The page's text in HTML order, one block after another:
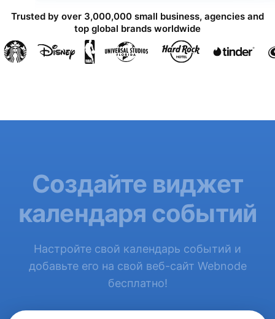
Trusted by over 3,000,000 small business, agencies and
top global brands worldwide
Создайте виджет
календаря событий
Настройте свой календарь событий и
добавьте его на свой веб-сайт Webnode
бесплатно!